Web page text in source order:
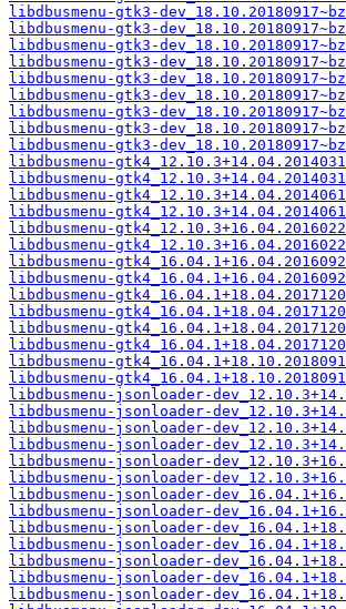
libdbusmenu-gtk3-
libdbusmenu-gtk3-
libdbusmenu-gtk3-
libdbusmenu-gtk3-
libdbusmenu-gtk3-
libdbusmenu-gtk3-
libdbusmenu-gtk3-
libdbusmenu-gtk3-
libdbusmenu-gtk3-
libdbusmenu-
libdbusmenu-
libdbusmenu-
libdbusmenu-
libdbusmenu-
libdbusmenu-
libdbusmenu-
libdbusmenu-
libdbusmenu-
libdbusmenu-
libdbusmenu-
libdbusmenu-
libdbusmenu-
libdbusmenu-
libdbusmenu-jsonloader-
libdbusmenu-jsonloader-
libdbusmenu-jsonloader-
libdbusmenu-jsonloader-
libdbusmenu-jsonloader-
libdbusmenu-jsonloader-
libdbusmenu-jsonloader-
libdbusmenu-jsonloader-
libdbusmenu-jsonloader-
libdbusmenu-jsonloader-
libdbusmenu-jsonloader-
libdbusmenu-jsonloader-
libdbusmenu-jsonloader-